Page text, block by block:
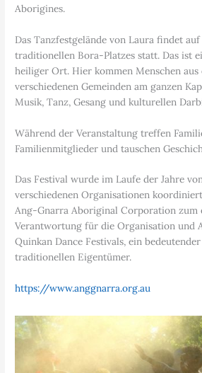
Aborigines.
Das Tanzfestgelände von Laura findet
traditionellen Bora-Platzes statt. Das ist
heiliger Ort. Hier kommen Menschen aus
verschiedenen Gemeinden am ganzen
Musik, Tanz, Gesang und kulturellen
Während der Veranstaltung treffen
Familienmitglieder und tauschen
Das Festival wurde im Laufe der Jahre
verschiedenen Organisationen
Ang-Gnarra Aboriginal Corporation zum
Verantwortung für die Organisation und
Quinkan Dance Festivals, ein
traditionellen Eigentümer.
https://www.anggnarra.org.au